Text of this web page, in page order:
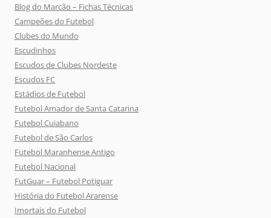
Blog do Marcão – Fichas Técnicas
Campeões do Futebol
Clubes do Mundo
Escudinhos
Escudos de Clubes Nordeste
Escudos FC
Estádios de Futebol
Futebol Amador de Santa Catarina
Futebol Cuiabano
Futebol de São Carlos
Futebol Maranhense Antigo
Futebol Nacional
FutGuar – Futebol Potiguar
História do Futebol Ararense
Imortais do Futebol